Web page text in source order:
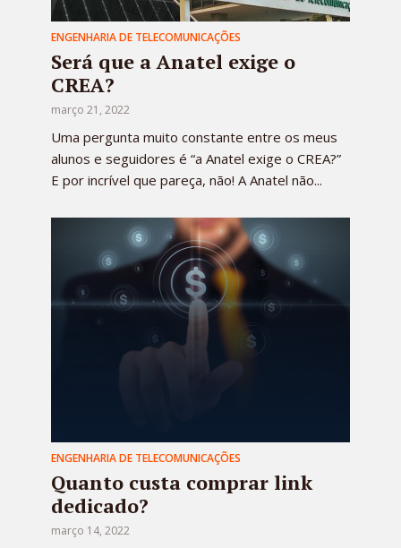
ENGENHARIA DE TELECOMUNICAÇÕES
Será que a Anatel exige o
CREA?
março 21, 2022
Uma pergunta muito constante entre os meus
alunos e seguidores é “a Anatel exige o CREA?”
E por incrível que pareça, não! A Anatel não...
ENGENHARIA DE TELECOMUNICAÇÕES
Quanto custa comprar link
dedicado?
março 14, 2022